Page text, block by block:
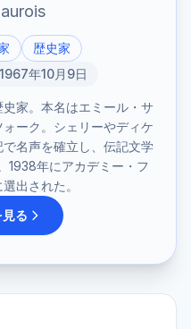
歴史家
年10月9日
家。本名はエミール・サ
ーク。シェリーやディケ
名声を確立し、伝記文学
1938年にアカデミー・フ
出された。
る